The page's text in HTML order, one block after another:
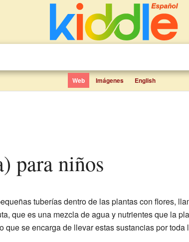
Web Imágenes English
para niños
tuberías dentro de las plantas con flores,
que es una mezcla de agua y nutrientes que la
que se encarga de llevar estas sustancias por toda